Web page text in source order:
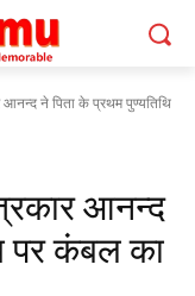
ने पिता के प्रथम पुण्यतिथि
आनन्द
पर कंबल का